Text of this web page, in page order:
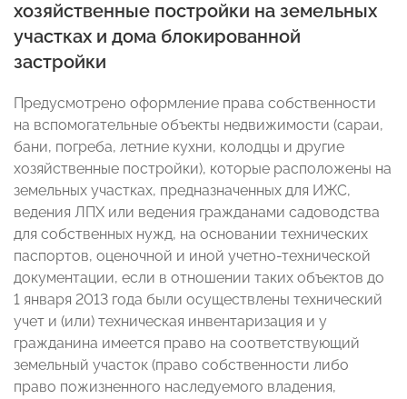
хозяйственные постройки на земельных
участках и дома блокированной
застройки
Предусмотрено оформление права собственности
на вспомогательные объекты недвижимости (сараи,
бани, погреба, летние кухни, колодцы и другие
хозяйственные постройки), которые расположены на
земельных участках, предназначенных для ИЖС,
ведения ЛПХ или ведения гражданами садоводства
для собственных нужд, на основании технических
паспортов, оценочной и иной учетно-технической
документации, если в отношении таких объектов до
1 января 2013 года были осуществлены технический
учет и (или) техническая инвентаризация и у
гражданина имеется право на соответствующий
земельный участок (право собственности либо
право пожизненного наследуемого владения,